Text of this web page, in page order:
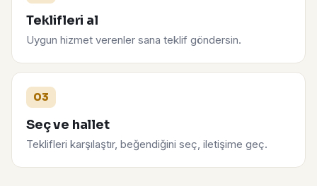
Teklifleri al
Uygun hizmet verenler sana teklif göndersin.
03
Seç ve hallet
Teklifleri karşılaştır, beğendiğini seç, iletişime geç.